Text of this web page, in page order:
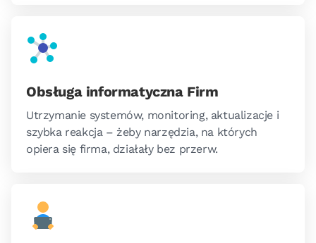
Obsługa informatyczna Firm
Utrzymanie systemów, monitoring, aktualizacje i
szybka reakcja – żeby narzędzia, na których
opiera się firma, działały bez przerw.